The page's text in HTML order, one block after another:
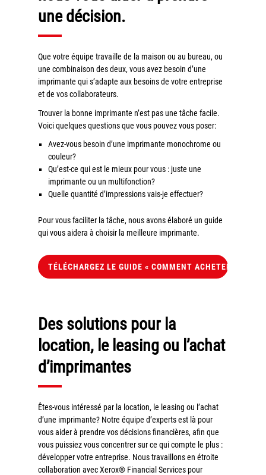
Notre équipe
Monts du Lyonnais
Villefranche Beaujolais
Notre offre grands comptes
Nos clients témoignent
Actualité
CONTACT
Linkedin
XEROX I Concessionnaire Agrée
Blog
Guide GED
Contact
une décision.
Que votre équipe travaille de la maison ou au bureau, ou
une combinaison des deux, vous avez besoin d’une
imprimante qui s’adapte aux besoins de votre entreprise
et de vos collaborateurs.
Trouver la bonne imprimante n’est pas une tâche facile.
Voici quelques questions que vous pouvez vous poser:
Avez-vous besoin d’une imprimante monochrome ou
couleur?
Qu’est-ce qui est le mieux pour vous : juste une
imprimante ou un multifonction?
Quelle quantité d’impressions vais-je effectuer?
Pour vous faciliter la tâche, nous avons élaboré un guide
qui vous aidera à choisir la meilleure imprimante.
TÉLÉCHARGEZ LE GUIDE « COMMENT ACHETER UNE
Des solutions pour la
location, le leasing ou l’achat
d’imprimantes
Êtes-vous intéressé par la location, le leasing ou l’achat
d’une imprimante? Notre équipe d’experts est là pour
vous aider à prendre vos décisions financières, afin que
vous puissiez vous concentrer sur ce qui compte le plus :
développer votre entreprise. Nous travaillons en étroite
collaboration avec Xerox® Financial Services pour